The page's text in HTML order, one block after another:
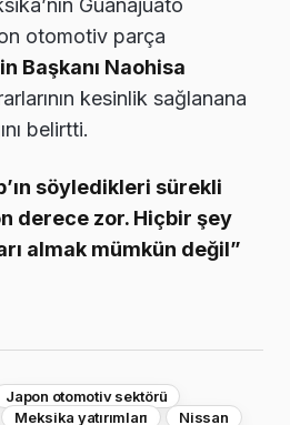
Guanajuato
otomotiv parça
Başkanı Naohisa
kesinlik sağlanana
belirtti.
söyledikleri sürekli
derece zor. Hiçbir şey
almak mümkün değil”
Japon otomotiv sektörü
Meksika yatırımları Nissan